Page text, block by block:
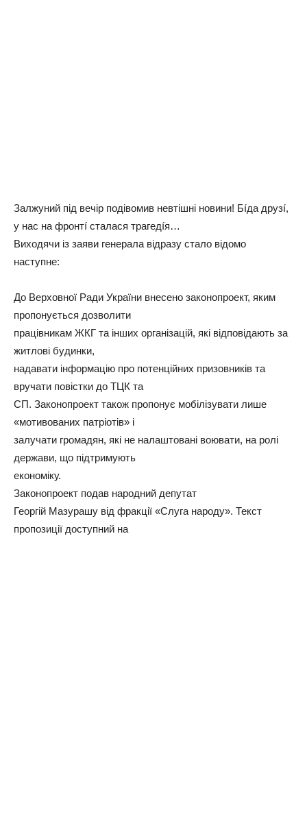
Залжуний під вечір подівомив невтішні новини! Бíда друзí,
у нас на фронтí сталася трагедíя…
Виходячи із заяви генерала відразу стало відомо
наступне:
До Верховної Ради України внесено законопроект, яким
пропонується дозволити
працівникам ЖКГ та інших організацій, які відповідають за
житлові будинки,
надавати інформацію про потенційних призовників та
вручати повістки до ТЦК та
СП. Законопроект також пропонує мобілізувати лише
«мотивованих патріотів» і
залучати громадян, які не налаштовані воювати, на ролі
держави, що підтримують
економіку.
Законопроект подав народний депутат
Георгій Мазурашу від фракції «Слуга народу». Текст
пропозиції доступний на